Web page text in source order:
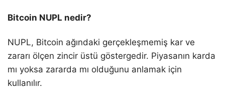
Bitcoin NUPL nedir?
NUPL, Bitcoin ağındaki gerçekleşmemiş kar ve
zararı ölçen zincir üstü göstergedir. Piyasanın karda
mı yoksa zararda mı olduğunu anlamak için
kullanılır.